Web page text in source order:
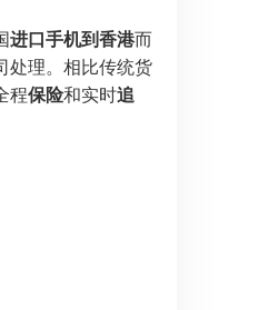
进口手机到香港而
处理。相比传统货
程保险和实时追